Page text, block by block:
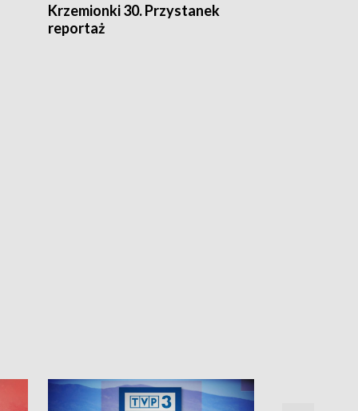
Krzemionki 30. Przystanek
reportaż